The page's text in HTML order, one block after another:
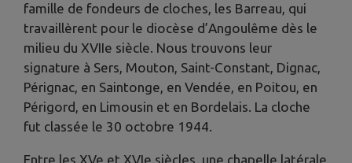
famille de fondeurs de cloches, les Barreau, qui
travaillèrent pour le diocèse d’Angoulême dès le
milieu du XVIIe siècle. Nous trouvons leur
signature à Sers, Mouton, Saint-Constant, Dignac,
Pérignac, en Saintonge, en Vendée, en Poitou, en
Périgord, en Limousin et en Bordelais. La cloche
fut classée le 30 octobre 1944.
Entre les XVe et XVIe siècles, une chapelle latérale